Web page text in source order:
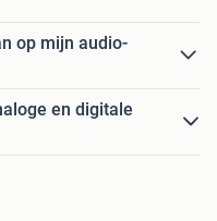
op mijn audio-
en digitale